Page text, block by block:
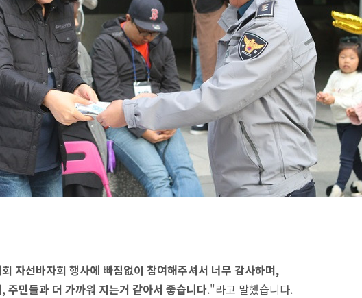
자선바자회 행사에 빠짐없이 참여해주셔서 너무 감사하며,
주민들과 더 가까워 지는거 같아서 좋습니다."라고 말했습니다.